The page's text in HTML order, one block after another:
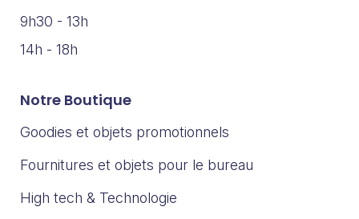
9h30 - 13h
14h - 18h
Notre Boutique
Goodies et objets promotionnels
Fournitures et objets pour le bureau
High tech & Technologie